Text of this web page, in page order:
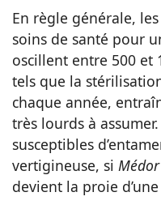
En règle générale,
soins de santé pour
oscillent entre 500 et
tels que la
chaque année,
très lourds à
susceptibles
vertigineuse, si Médor
devient la proie